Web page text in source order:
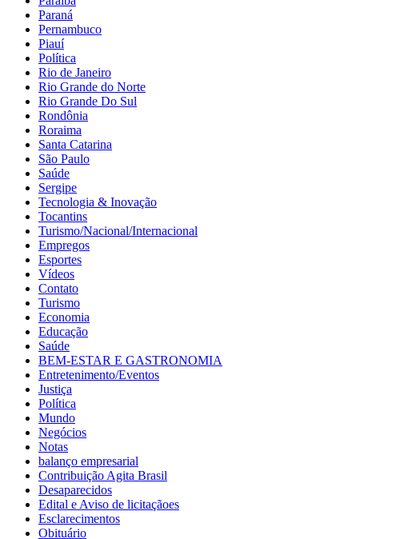
Paraná
Pernambuco
Piauí
Política
Rio de Janeiro
Rio Grande do Norte
Rio Grande Do Sul
Rondônia
Roraima
Santa Catarina
São Paulo
Saúde
Sergipe
Tecnologia & Inovação
Tocantins
Turismo/Nacional/Internacional
Empregos
Esportes
Vídeos
Contato
Turismo
Economia
Educação
Saúde
BEM-ESTAR E GASTRONOMIA
Entretenimento/Eventos
Justiça
Política
Mundo
Negócios
Notas
balanço empresarial
Contribuição Agita Brasil
Desaparecidos
Edital e Aviso de licitaçãoes
Esclarecimentos
Obituário